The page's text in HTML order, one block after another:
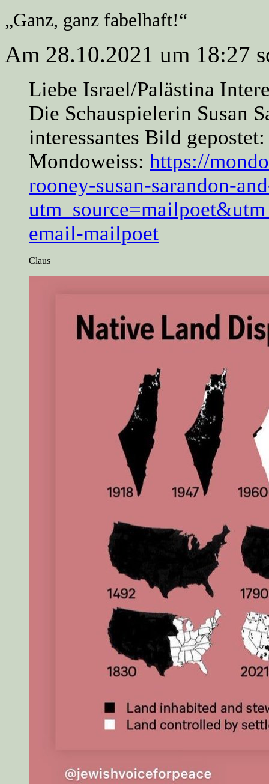
„Ganz, ganz fabelhaft!“
Am 28.10.2021 um 18:27
Liebe Israel/Palästina
Die Schauspielerin Susan
interessantes Bild
Mondoweiss: https://
rooney-susan-sarandon-
email-mailpoet
Claus